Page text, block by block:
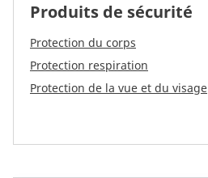
Produits de sécurité
Protection du corps
Protection respiration
Protection de la vue et du visage